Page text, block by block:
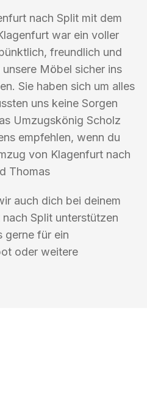
nach Split mit dem
war ein voller
freundlich und
Möbel sicher ins
Sie haben sich um alles
uns keine Sorgen
Umzugskönig Scholz
empfehlen, wenn du
von Klagenfurt nach
Thomas
auch dich bei deinem
Split unterstützen
gerne für ein
oder weitere